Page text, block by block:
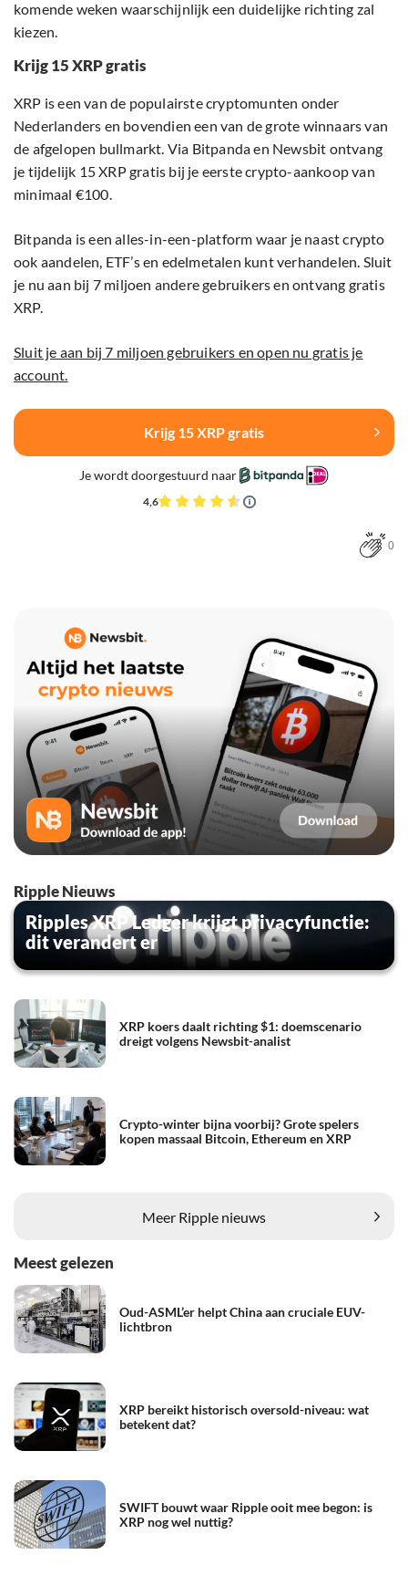
komende weken waarschijnlijk een duidelijke richting zal
kiezen.
Krijg 15 XRP gratis
XRP is een van de populairste cryptomunten onder
Nederlanders en bovendien een van de grote winnaars van
de afgelopen bullmarkt. Via Bitpanda en Newsbit ontvang
je tijdelijk 15 XRP gratis bij je eerste crypto-aankoop van
minimaal €100.
Bitpanda is een alles-in-een-platform waar je naast crypto
ook aandelen, ETF’s en edelmetalen kunt verhandelen. Sluit
je nu aan bij 7 miljoen andere gebruikers en ontvang gratis
XRP.
Sluit je aan bij 7 miljoen gebruikers en open nu gratis je
account.
Krijg 15 XRP gratis
Je wordt doorgestuurd naar
4,6
0
Ripple Nieuws
Ripples XRP Ledger krijgt privacyfunctie:
dit verandert er
XRP koers daalt richting $1: doemscenario
dreigt volgens Newsbit-analist
Crypto-winter bijna voorbij? Grote spelers
kopen massaal Bitcoin, Ethereum en XRP
Meer Ripple nieuws
Meest gelezen
Oud-ASML’er helpt China aan cruciale EUV-
lichtbron
XRP bereikt historisch oversold-niveau: wat
betekent dat?
SWIFT bouwt waar Ripple ooit mee begon: is
XRP nog wel nuttig?